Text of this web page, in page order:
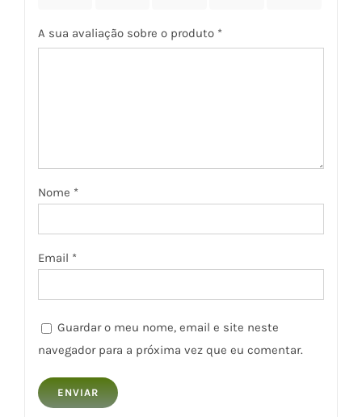
A sua avaliação sobre o produto *
Nome *
Email *
Guardar o meu nome, email e site neste
navegador para a próxima vez que eu comentar.